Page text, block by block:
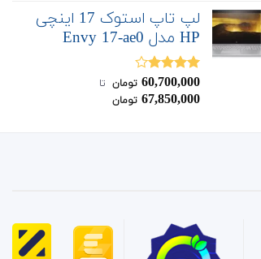
لپ تاپ استوک 17 اینچی
HP مدل Envy 17-ae0
نمره
4.00 از 5
60,700,000 تومان ‌ تا ‌
67,850,000 تومان